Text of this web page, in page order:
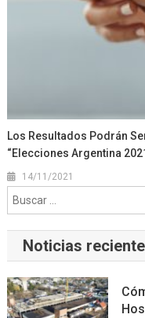
Los Resultados Podrán
“Elecciones Argentina
14/11/2021
Noticias